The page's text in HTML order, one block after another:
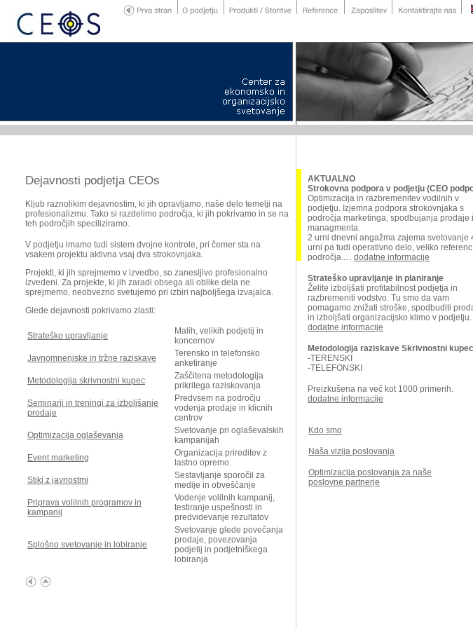
Dejavnosti podjetja CEOs
Kljub raznolikim dejavnostim, ki jih opravljamo, naše delo temelji na
profesionalizmu. Tako si razdelimo področja, ki jih pokrivamo in se na
teh področjih speciliziramo.
V podjetju imamo tudi sistem dvojne kontrole, pri čemer sta na
vsakem projektu aktivna vsaj dva strokovnjaka.
Projekti, ki jih sprejmemo v izvedbo, so zanesljivo profesionalno
izvedeni. Za projekte, ki jih zaradi obsega ali oblike dela ne
sprejmemo, neobvezno svetujemo pri izbiri najboljšega izvajalca.
Glede dejavnosti pokrivamo zlasti:
Strateško upravljanje
Malih, velikih podjetij in
koncernov
Javnomnenjske in tržne raziskave
Terensko in telefonsko
anketiranje
Metodologija skrivnostni kupec
Zaščitena metodologija
prikritega raziskovanja
Seminarji in treningi za izboljšanje
prodaje
Predvsem na področju
vodenja prodaje in klicnih
centrov
Optimizacija oglaševanja
Svetovanje pri oglaševalskih
kampanijah
Event marketing
Organizacija prireditev z
lastno opremo.
Stiki z javnostmi
Sestavljanje sporočil za
medije in obveščanje
Priprava volilnih programov in
kampanij
Vodenje volilnih kampanij,
testiranje uspešnosti in
predvidevanje rezultatov
Splošno svetovanje in lobiranje
Svetovanje glede povečanja
prodaje, povezovanja
podjetij in podjetniškega
lobiranja
AKTUALNO
Strokovna podpora v podjetju (CEO
Optimizacija in razbremenitev vodilnih v
podjetju. Izjemna podpora strokovnjaka s
področja marketinga, spodbujanja prodaje
managmenta.
2 urni dnevni angažma zajema svetovanje
urni pa tudi operativno delo, veliko
področja... . dodatne informacije
Strateško upravljanje in planiranje
Želite izboljšati profitabilnost podjetja in
razbremeniti vodstvo. Tu smo da vam
pomagamo znižati stroške, spodbuditi
in izboljšati organizacijsko klimo v podjetju.
dodatne informacije
Metodologija raziskave Skrivnostni kupec
-TERENSKI
-TELEFONSKI
Preizkušena na več kot 1000 primerih.
dodatne informacije
Kdo smo
Naša vizija poslovanja
Optimizacija poslovanja za naše
poslovne partnerje